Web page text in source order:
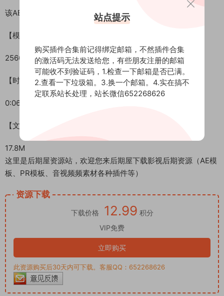
该AE模板不需要任何第三方插件
【模板尺寸】
2560*1440
【时间长度】
0:06
【文件大小】
17.8M
这里是后期屋资源站，欢迎您来后期屋下载影视后期资源（AE模
板、PR模板、音视频频素材各种插件等）
资源下载
下载价格 12.99 积分
VIP免费
立即购买
此资源购买后30天内可下载。客服QQ：652268626
站点提示
购买插件合集前记得绑定邮箱，不然插件合集
的激活码无法发送给您，有些朋友注册的邮箱
可能收不到验证码，1.检查一下邮箱是否已满。
2.查看一下垃圾箱。3.换一个邮箱。4.实在搞不
定联系站长处理，站长微信652268626